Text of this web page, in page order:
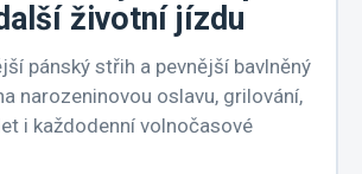
životní jízdu
pánský střih a pevnější bavlněný
narozeninovou oslavu, grilování,
i každodenní volnočasové